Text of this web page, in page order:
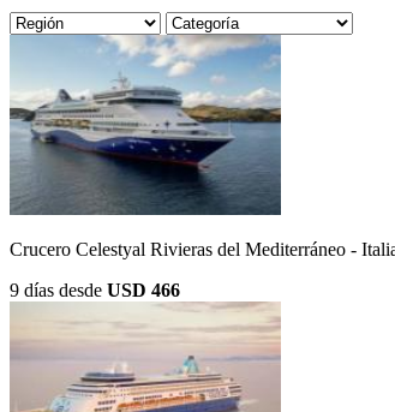
Crucero Celestyal Rivieras del Mediterráneo -
9 días desde USD 466